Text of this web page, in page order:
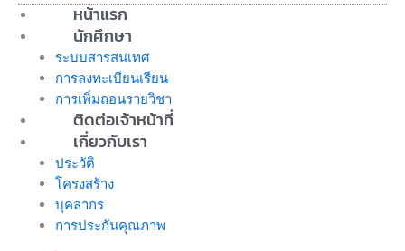
หน้าแรก
นักศึกษา
ระบบสารสนเทศ
การลงทะเบียนเรียน
การเพิ่มถอนรายวิชา
ติดต่อเจ้าหน้าที่
เกี่ยวกับเรา
ประวัติ
โครงสร้าง
บุคลากร
การประกันคุณภาพ